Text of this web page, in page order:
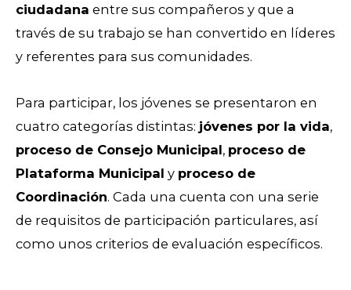
ciudadana entre sus compañeros y que a
través de su trabajo se han convertido en líderes
y referentes para sus comunidades.
Para participar, los jóvenes se presentaron en
cuatro categorías distintas: jóvenes por la vida,
proceso de Consejo Municipal, proceso de
Plataforma Municipal y proceso de
Coordinación. Cada una cuenta con una serie
de requisitos de participación particulares, así
como unos criterios de evaluación específicos.